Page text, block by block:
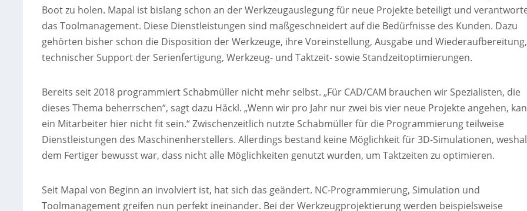
Boot zu holen. Mapal ist bislang schon an der Werkzeugauslegung für neue Projekte beteiligt und
das Toolmanagement. Diese Dienstleistungen sind maßgeschneidert auf die Bedürfnisse des Kunden. Dazu
gehörten bisher schon die Disposition der Werkzeuge, ihre Voreinstellung, Ausgabe und Wiederaufbereitung,
technischer Support der Serienfertigung, Werkzeug- und Taktzeit- sowie Standzeitoptimierungen.
Bereits seit 2018 programmiert Schabmüller nicht mehr selbst. „Für CAD/CAM brauchen wir Spezialisten, die
dieses Thema beherrschen“, sagt dazu Häckl. „Wenn wir pro Jahr nur zwei bis vier neue Projekte angehen,
ein Mitarbeiter hier nicht fit sein.“ Zwischenzeitlich nutzte Schabmüller für die Programmierung teilweise
Dienstleistungen des Maschinenherstellers. Allerdings bestand keine Möglichkeit für 3D-Simulationen,
dem Fertiger bewusst war, dass nicht alle Möglichkeiten genutzt wurden, um Taktzeiten zu optimieren.
Seit Mapal von Beginn an involviert ist, hat sich das geändert. NC-Programmierung, Simulation und
Toolmanagement greifen nun perfekt ineinander. Bei der Werkzeugprojektierung werden beispielsweise